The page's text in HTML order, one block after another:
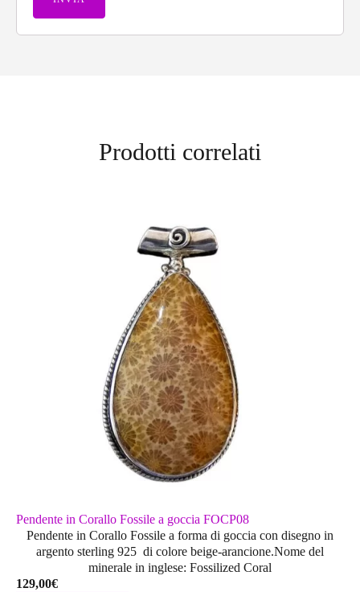
Prodotti correlati
Pendente in Corallo Fossile a goccia FOCP08
Pendente in Corallo Fossile a forma di goccia con disegno in
argento sterling 925 di colore beige-arancione.Nome del
minerale in inglese: Fossilized Coral
129,00€